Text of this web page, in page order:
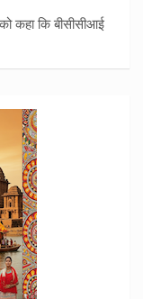
कहा कि बीसीसीआई